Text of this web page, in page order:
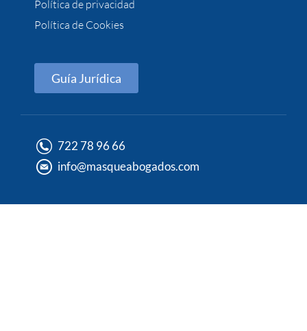
Política de privacidad
Política de Cookies
Guía Jurídica
722 78 96 66
info@masqueabogados.com